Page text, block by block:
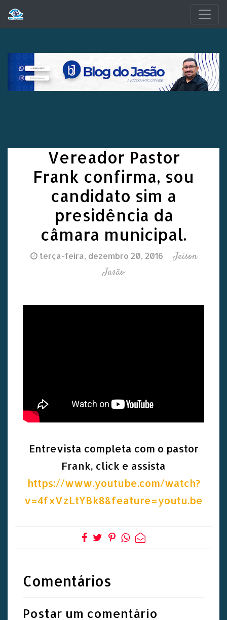
Vereador Pastor
Frank confirma, sou
candidato sim a
presidência da
câmara municipal.
terça-feira, dezembro 20, 2016
Jeison
Jasão
Entrevista completa com o pastor
Frank, click e assista
https://www.youtube.com/watch?
v=4fxVzLtYBk8&feature=youtu.be
Comentários
Postar um comentário